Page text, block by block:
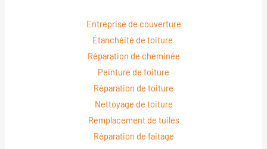
Entreprise de couverture
Étanchéité de toiture
Réparation de cheminée
Peinture de toiture
Réparation de toiture
Nettoyage de toiture
Remplacement de tuiles
Réparation de faitage